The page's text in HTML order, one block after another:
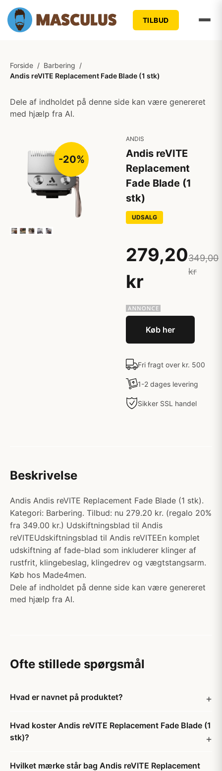
TILBUD
Forside / Barbering /
Andis reVITE Replacement Fade Blade (1 stk)
Dele af indholdet på denne side kan være genereret
med hjælp fra AI.
-20%
ANDIS
Andis reVITE
Replacement
Fade Blade (1
stk)
UDSALG
279,20
kr
349,00
kr
Køb her
Fri fragt over kr. 500
1-2 dages levering
Sikker SSL handel
Beskrivelse
Andis Andis reVITE Replacement Fade Blade (1 stk).
Kategori: Barbering. Tilbud: nu 279.20 kr. (regalo 20%
fra 349.00 kr.) Udskiftningsblad til Andis
reVITEUdskiftningsblad til Andis reVITEEn komplet
udskiftning af fade-blad som inkluderer klinger af
rustfrit, klingebeslag, klingedrev og vægtstangsarm.
Køb hos Made4men.
Dele af indholdet på denne side kan være genereret
med hjælp fra AI.
Ofte stillede spørgsmål
Hvad er navnet på produktet?
Hvad koster Andis reVITE Replacement Fade Blade (1
stk)?
Hvilket mærke står bag Andis reVITE Replacement